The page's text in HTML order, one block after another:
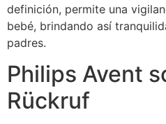
definición, permite una
bebé, brindando así
padres.
Philips Avent
Rückruf